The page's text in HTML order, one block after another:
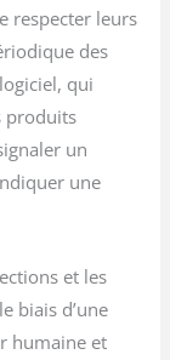
respecter leurs
des
qui
produits
un
une
et les
biais d’une
humaine et